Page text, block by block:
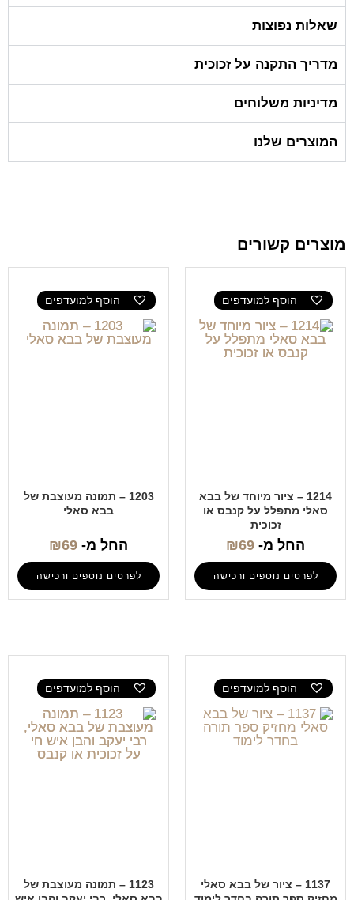
שאלות נפוצות
מדריך התקנה על זכוכית
מדיניות משלוחים
המוצרים שלנו
מוצרים קשורים
הוסף למועדפים
1214 – ציור מיוחד של בבא
סאלי מתפלל על קנבס או
זכוכית
החל מ- ₪69
לפרטים נוספים ורכישה
הוסף למועדפים
1203 – תמונה מעוצבת של
בבא סאלי
החל מ- ₪69
לפרטים נוספים ורכישה
הוסף למועדפים
1137 – ציור של בבא סאלי
הוסף למועדפים
1123 – תמונה מעוצבת של